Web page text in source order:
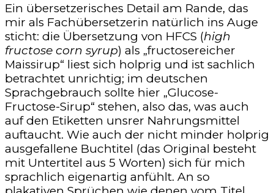
Ein übersetzerisches Detail am Rande, das
mir als Fachübersetzerin natürlich ins Auge
sticht: die Übersetzung von HFCS (high
fructose corn syrup) als „fructosereicher
Maissirup“ liest sich holprig und ist sachlich
betrachtet unrichtig; im deutschen
Sprachgebrauch sollte hier „Glucose-
Fructose-Sirup“ stehen, also das, was auch
auf den Etiketten unsrer Nahrungsmittel
auftaucht. Wie auch der nicht minder holprig
ausgefallene Buchtitel (das Original besteht
mit Untertitel aus 5 Worten) sich für mich
sprachlich eigenartig anfühlt. An so